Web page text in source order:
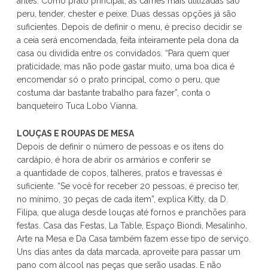
peru, tender, chester e peixe. Duas dessas opções já são
suficientes. Depois de definir o menu, é preciso decidir se
a ceia será encomendada, feita inteiramente pela dona da
casa ou dividida entre os convidados. “Para quem quer
praticidade, mas não pode gastar muito, uma boa dica é
encomendar só o prato principal, como o peru, que
costuma dar bastante trabalho para fazer”, conta o
banqueteiro Tuca Lobo Vianna.
LOUÇAS E ROUPAS DE MESA
Depois de definir o número de pessoas e os itens do
cardápio, é hora de abrir os armários e conferir se
a quantidade de copos, talheres, pratos e travessas é
suficiente. “Se você for receber 20 pessoas, é preciso ter,
no mínimo, 30 peças de cada item”, explica Kitty, da D.
Filipa, que aluga desde louças até fornos e pranchões para
festas. Casa das Festas, La Table, Espaço Biondi, Mesalinho,
Arte na Mesa e Da Casa também fazem esse tipo de serviço.
Uns dias antes da data marcada, aproveite para passar um
pano com álcool nas peças que serão usadas. E não